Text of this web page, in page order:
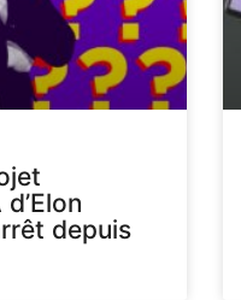
depuis